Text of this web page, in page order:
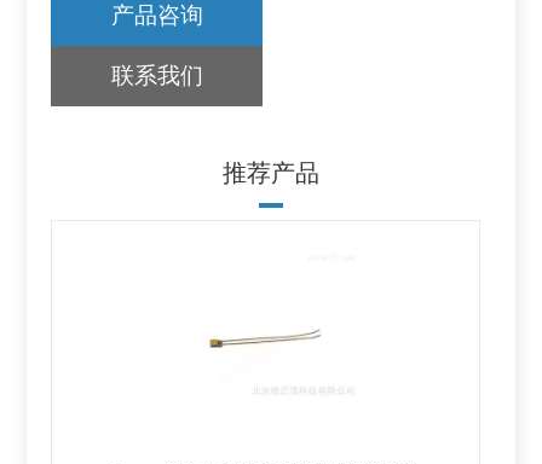
产品咨询
联系我们
推荐产品